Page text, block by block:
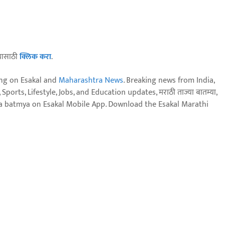
क्लिक करा.
on Esakal and Maharashtra News. Breaking news from India,
Lifestyle, Jobs, and Education updates, मराठी ताज्या बातम्या,
batmya on Esakal Mobile App. Download the Esakal Marathi